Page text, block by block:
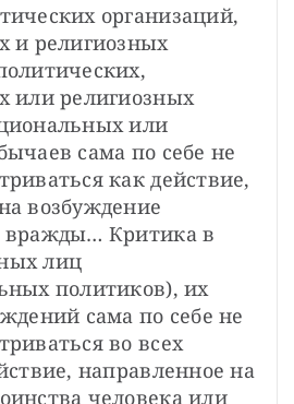
организаций,
и религиозных
или религиозных
или
сама по себе не
как действие,
возбуждение
вражды… Критика в
лиц
политиков), их
сама по себе не
во всех
направленное на
человека или